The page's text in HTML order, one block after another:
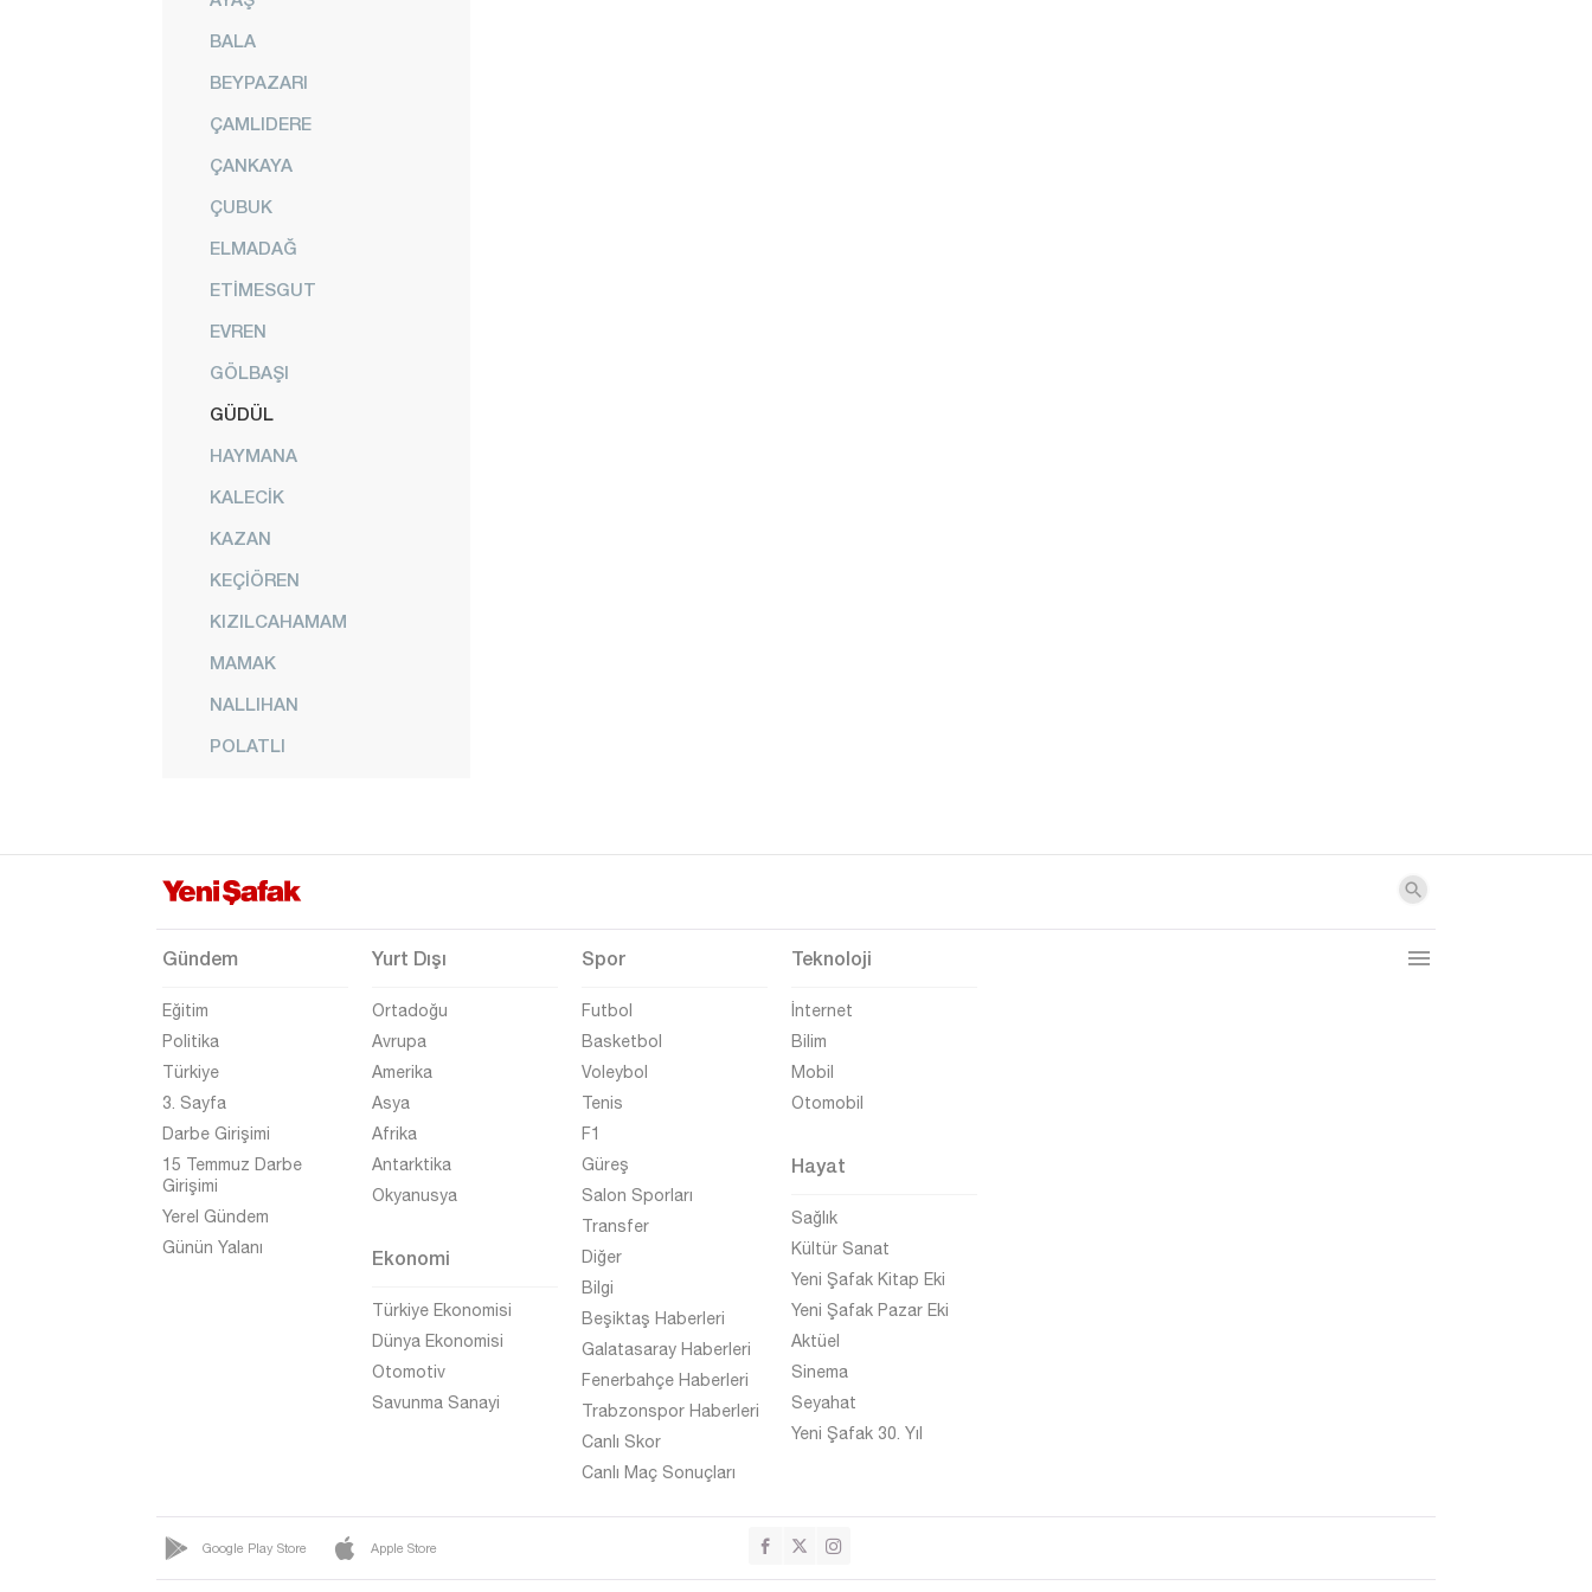
BALA
BEYPAZARI
ÇAMLIDERE
ÇANKAYA
ÇUBUK
ELMADAĞ
ETİMESGUT
EVREN
GÖLBAŞI
GÜDÜL
HAYMANA
KALECİK
KAZAN
KEÇİÖREN
KIZILCAHAMAM
MAMAK
NALLIHAN
POLATLI
YENİMAHALLE
İzmir
Adıyaman
Afyonkarahisar
Ağrı
Aksaray
Amasya
Antalya
Bilecik
Gündem
Eğitim
Politika
Türkiye
3. Sayfa
Darbe Girişimi
15 Temmuz Darbe
Girişimi
Yerel Gündem
Günün Yalanı
Yurt Dışı
Ortadoğu
Avrupa
Amerika
Asya
Afrika
Antarktika
Okyanusya
Ekonomi
Türkiye Ekonomisi
Dünya Ekonomisi
Otomotiv
Savunma Sanayi
Spor
Futbol
Basketbol
Voleybol
Tenis
F1
Güreş
Salon Sporları
Transfer
Diğer
Bilgi
Beşiktaş Haberleri
Galatasaray Haberleri
Fenerbahçe Haberleri
Trabzonspor Haberleri
Canlı Skor
Canlı Maç Sonuçları
Teknoloji
İnternet
Bilim
Mobil
Otomobil
Hayat
Sağlık
Kültür Sanat
Yeni Şafak Kitap Eki
Yeni Şafak Pazar Eki
Aktüel
Sinema
Seyahat
Yeni Şafak 30. Yıl
Google Play Store Apple Store